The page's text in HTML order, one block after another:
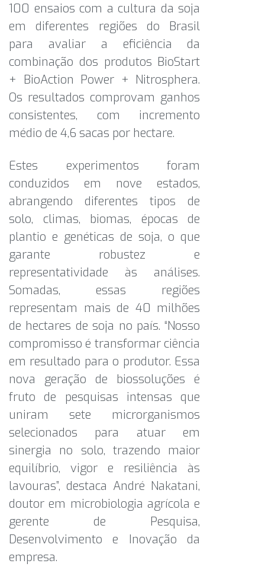
100 ensaios com a cultura da soja
em diferentes regiões do Brasil
para avaliar a eficiência da
combinação dos produtos BioStart
+ BioAction Power + Nitrosphera.
Os resultados comprovam ganhos
consistentes, com incremento
médio de 4,6 sacas por hectare.
Estes experimentos foram
conduzidos em nove estados,
abrangendo diferentes tipos de
solo, climas, biomas, épocas de
plantio e genéticas de soja, o que
garante robustez e
representatividade às análises.
Somadas, essas regiões
representam mais de 40 milhões
de hectares de soja no país. “Nosso
compromisso é transformar ciência
em resultado para o produtor. Essa
nova geração de biossoluções é
fruto de pesquisas intensas que
uniram sete microrganismos
selecionados para atuar em
sinergia no solo, trazendo maior
equilíbrio, vigor e resiliência às
lavouras”, destaca André Nakatani,
doutor em microbiologia agrícola e
gerente de Pesquisa,
Desenvolvimento e Inovação da
empresa.